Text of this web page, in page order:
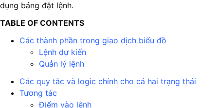
dụng bảng đặt lệnh.
TABLE OF CONTENTS
Các thành phần trong giao dịch biểu đồ
Lệnh dự kiến
Quản lý lệnh
Các quy tắc và logic chính cho cả hai trạng thái
Tương tác
Điểm vào lệnh